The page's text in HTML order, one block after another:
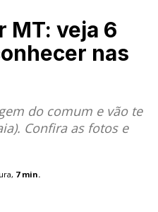
MT: veja 6
nas
do comum e vão te
Confira as fotos e
7min.